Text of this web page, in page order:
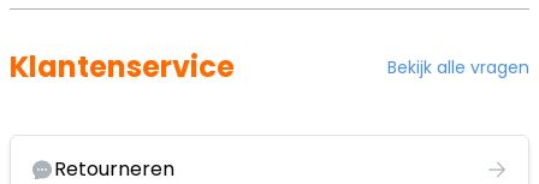
Klantenservice Bekijk alle vragen
Retourneren